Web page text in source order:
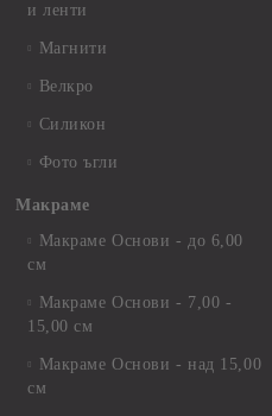
и ленти
Магнити
Велкро
Силикон
Фото ъгли
Макраме
Макраме Основи - до 6,00
см
Макраме Основи - 7,00 -
15,00 см
Макраме Основи - над 15,00
см